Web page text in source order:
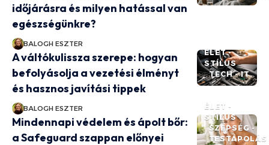
időjárásra és milyen hatással van
egészségünkre?
BALOGH ESZTER
ÉLET -
STÍLUS
TECH - IT
A váltókulissza szerepe: hogyan
befolyásolja a vezetési élményt
és hasznos javítási tippek
BALOGH ESZTER
ÉLET -
STÍLUS
SZÉPSÉG -
TESTÁPOLÁS
Mindennapi védelem és ápolt bőr:
a Safeguard szappan előnyei